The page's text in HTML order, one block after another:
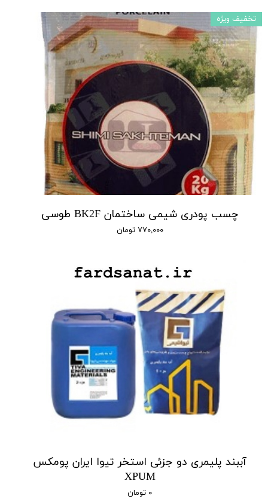
چسب پودری شیمی ساختمان BK2F طوسی
۷۷۰,۰۰۰ تومان
تخفیف ویژه
آببند پلیمری دو جزئی استخر تیوا ایران پومکس
XPUM
۰ تومان